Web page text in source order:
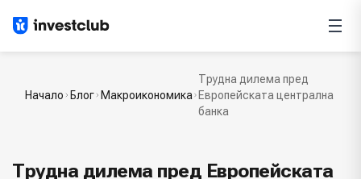
Начало Блог Макроикономика
Трудна дилема пред
Европейската централна
банка
Трудна дилема пред Европейската